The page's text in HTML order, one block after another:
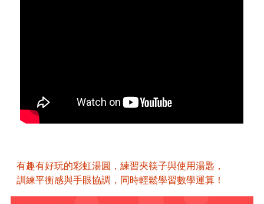
有趣有好玩的彩虹湯圓，練習夾筷子與使用湯匙，
訓練平衡感與手眼協調，同時輕鬆學習數學運算！